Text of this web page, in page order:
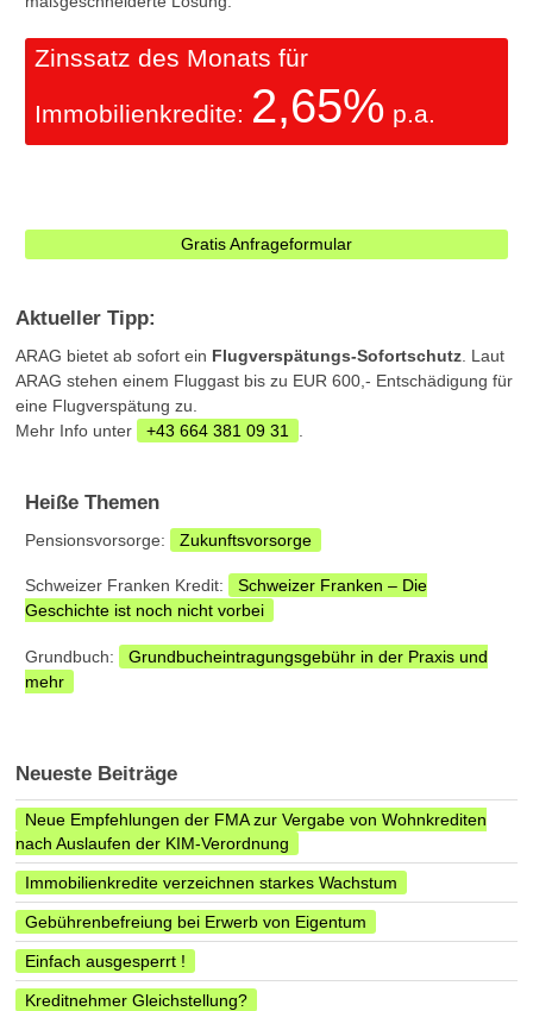
Zinssatz des Monats für
Immobilienkredite: 2,65% p.a.
Gratis Anfrageformular
Aktueller Tipp:
ARAG bietet ab sofort ein Flugverspätungs-Sofortschutz . Laut
ARAG stehen einem Fluggast bis zu EUR 600,- Entschädigung für
eine Flugverspätung zu.
Mehr Info unter
+43 664 381 09 31
Heiße Themen
Pensionsvorsorge: Zukunftsvorsorge
Schweizer Franken Kredit:
Schweizer Franken – Die
Geschichte ist noch nicht vorbei
Grundbuch:
Grundbucheintragungsgebühr in der Praxis und
mehr
Neueste Beiträge
Neue Empfehlungen der FMA zur Vergabe von Wohnkrediten
nach Auslaufen der KIM-Verordnung
Immobilienkredite verzeichnen starkes Wachstum
Gebührenbefreiung bei Erwerb von Eigentum
Einfach ausgesperrt !
Kreditnehmer Gleichstellung?